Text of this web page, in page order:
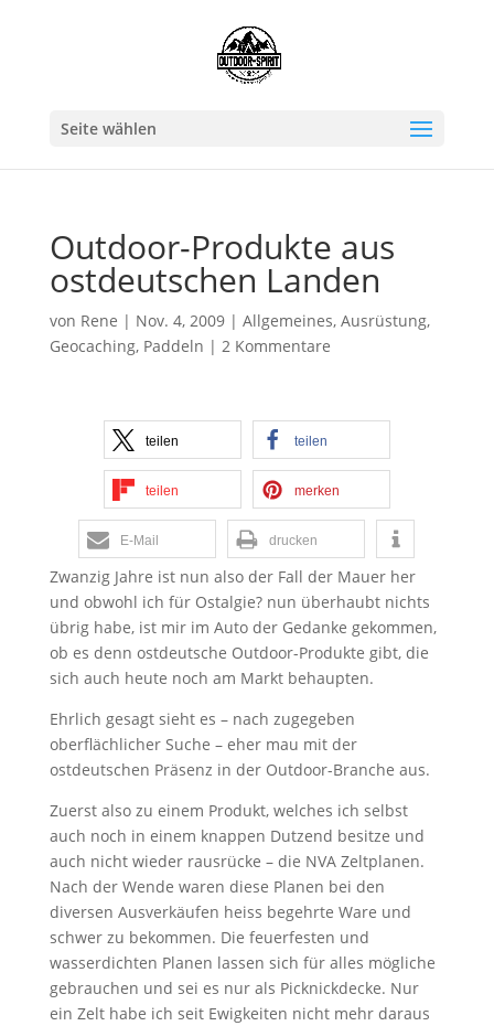
Seite wählen
Outdoor-Produkte aus
ostdeutschen Landen
von Rene | Nov. 4, 2009| Allgemeines, Ausrüstung,
Geocaching, Paddeln | 2 Kommentare
teilen teilen
teilen merken
E-Mail drucken
Zwanzig Jahre ist nun also der Fall der Mauer her
und obwohl ich für Ostalgie? nun überhaubt nichts
übrig habe, ist mir im Auto der Gedanke gekommen,
ob es denn ostdeutsche Outdoor-Produkte gibt, die
sich auch heute noch am Markt behaupten.
Ehrlich gesagt sieht es – nach zugegeben
oberflächlicher Suche – eher mau mit der
ostdeutschen Präsenz in der Outdoor-Branche aus.
Zuerst also zu einem Produkt, welches ich selbst
auch noch in einem knappen Dutzend besitze und
auch nicht wieder rausrücke – die NVA Zeltplanen.
Nach der Wende waren diese Planen bei den
diversen Ausverkäufen heiss begehrte Ware und
schwer zu bekommen. Die feuerfesten und
wasserdichten Planen lassen sich für alles mögliche
gebrauchen und sei es nur als Picknickdecke. Nur
ein Zelt habe ich seit Ewigkeiten nicht mehr daraus